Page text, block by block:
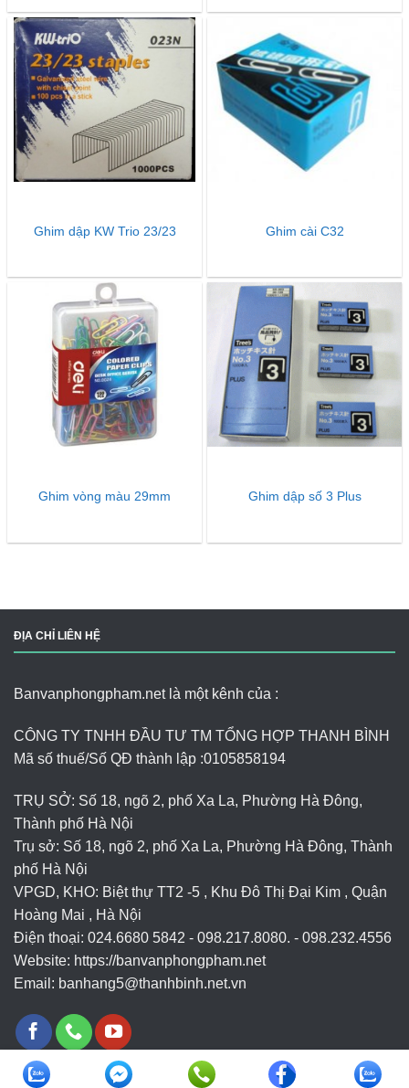
Ghim dập KW Trio 23/23 Ghim cài C32
Ghim vòng màu 29mm Ghim dập số 3 Plus
ĐỊA CHỈ LIÊN HỆ
Banvanphongpham.net là một kênh của :
CÔNG TY TNHH ĐẦU TƯ TM TỔNG HỢP THANH BÌNH
Mã số thuế/Số QĐ thành lập :0105858194
TRỤ SỞ: Số 18, ngõ 2, phố Xa La, Phường Hà Đông,
Thành phố Hà Nội
Trụ sở: Số 18, ngõ 2, phố Xa La, Phường Hà Đông, Thành
phố Hà Nội
VPGD, KHO: Biệt thự TT2 -5 , Khu Đô Thị Đại Kim , Quận
Hoàng Mai , Hà Nội
Điện thoại: 024.6680 5842 - 098.217.8080. - 098.232.4556
Website: https://banvanphongpham.net
Email: banhang5@thanhbinh.net.vn
Copyright 2026 © www.banvanphongpham.net